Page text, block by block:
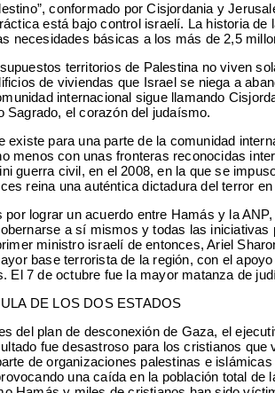
conformado por Cisjordania y
está bajo control israelí. La historia
necesidades básicas a los más de 2,5
territorios de Palestina no viven
de viviendas que Israel se niega a
internacional sigue llamando
Sagrado, el corazón del judaísmo.
existe para una parte de la comunidad
menos con unas fronteras reconocidas
guerra civil, en el 2008, en la que se
reina una auténtica dictadura del terror
por lograr un acuerdo entre Hamás y la
a sí mismos y todas las
ministro israelí de entonces, Ariel
base terrorista de la región, con el
El 7 de octubre fue la mayor matanza de
DE LOS DOS ESTADOS
del plan de desconexión de Gaza, el
fue desastroso para los cristianos
de organizaciones palestinas e
una caída en la población total